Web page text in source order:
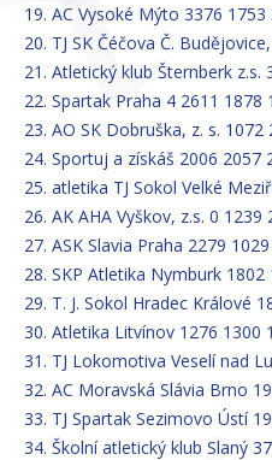
19. AC Vysoké Mýto 3376
20. TJ SK Čéčova Č.
21. Atletický klub Šternberk z.s.
22. Spartak Praha 4 2611 1878
23. AO SK Dobruška, z. s.
24. Sportuj a získáš 2006 2057
25. atletika TJ Sokol Velké
26. AK AHA Vyškov, z.s. 0 1239
27. ASK Slavia Praha 2279
28. SKP Atletika Nymburk
29. T. J. Sokol Hradec Králové
30. Atletika Litvínov 1276 1300
31. TJ Lokomotiva Veselí nad
32. AC Moravská Slávia Brno
33. TJ Spartak Sezimovo Ústí
34. Školní atletický klub Slaný